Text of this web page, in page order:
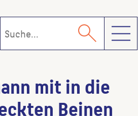
mit in die
Beinen